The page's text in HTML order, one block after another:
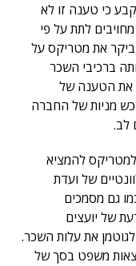
כי טענה זו לא
לתת על פי
ביקר את מטריקס על
ברכיבי השכר
את הטענה של
מניות של החברה
לב.
להמציא
של ועדת
שלה בתוך 30 יום, כמו גם מסמכים
של יועצים
את עלות השכר.
משפט בסך של